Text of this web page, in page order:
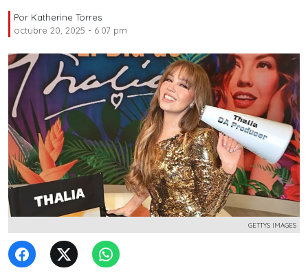
Por Katherine Torres
octubre 20, 2025 - 6:07 pm
GETTYS IMAGES